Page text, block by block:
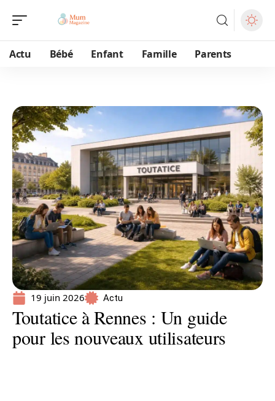
Actu Bébé Enfant Famille Parents
19 juin 2026 Actu
Toutatice à Rennes : Un guide
pour les nouveaux utilisateurs